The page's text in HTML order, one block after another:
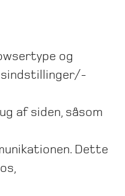
og
af siden, såsom
Dette